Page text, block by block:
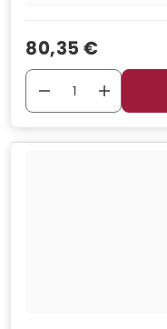
Verkaufspreis
80,35 €